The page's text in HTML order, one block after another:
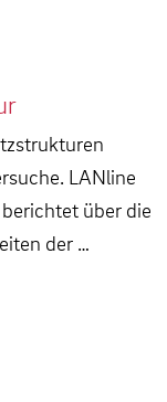
LANline
über die
der …